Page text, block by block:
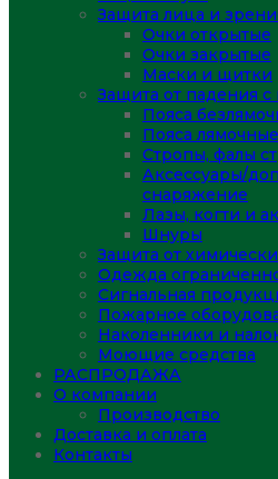
Защита лица и
Очки открытые
Очки закрытые
Маски и щитки
Защита от падения с
Пояса
Пояса лямочные
Стропы, фалы
Аксессуары/
снаряжение
Лазы, когти и
Шнуры
Защита от
Одежда
Сигнальная
Пожарное
Наколенники и
Моющие средства
РАСПРОДАЖА
О компании
Производство
Доставка и оплата
Контакты